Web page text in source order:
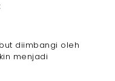
diimbangi oleh
menjadi